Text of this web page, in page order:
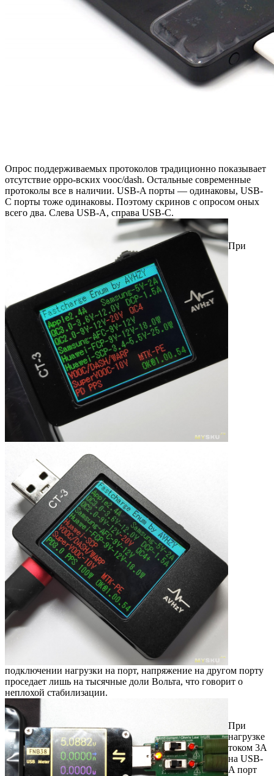
Опрос поддерживаемых протоколов традиционно показывает
отсутствие oppo-вских vooc/dash. Остальные современные
протоколы все в наличии. USB-A порты — одинаковы, USB-
C порты тоже одинаковы. Поэтому скринов с опросом оных
всего два. Слева USB-A, справа USB-C.
При
подключении нагрузки на порт, напряжение на другом порту
проседает лишь на тысячные доли Вольта, что говорит о
неплохой стабилизации.
При
нагрузке
током 3А
на USB-
A порт